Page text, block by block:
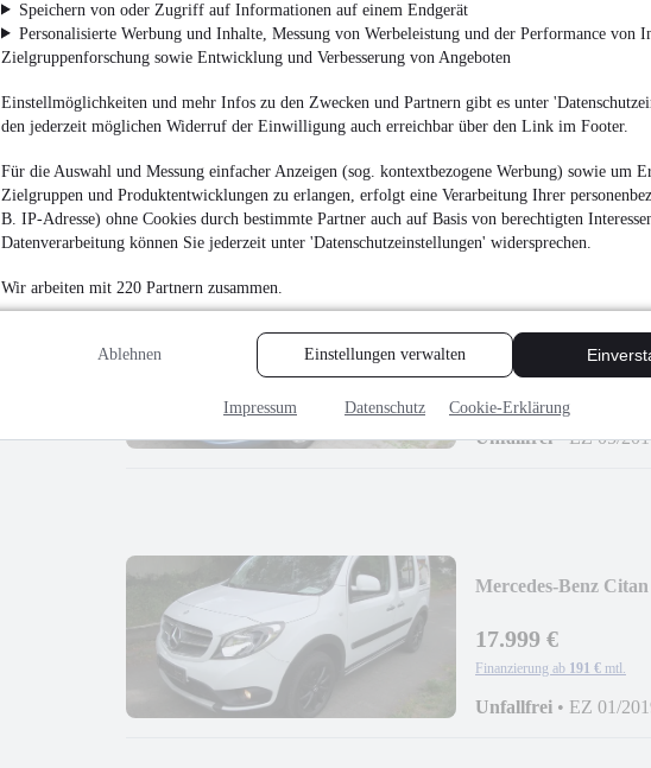
Speichern von oder Zugriff auf Informationen auf einem Endgerät
Personalisierte Werbung und Inhalte, Messung von Werbeleistung und der Performance von
Zielgruppenforschung sowie Entwicklung und Verbesserung von Angeboten
Einstellmöglichkeiten und mehr Infos zu den Zwecken und Partnern gibt es unter
den jederzeit möglichen Widerruf der Einwilligung auch erreichbar über den Link im Footer.
Für die Auswahl und Messung einfacher Anzeigen (sog. kontextbezogene Werbung) sowie um
Zielgruppen und Produktentwicklungen zu erlangen, erfolgt eine Verarbeitung Ihrer
B. IP-Adresse) ohne Cookies durch bestimmte Partner auch auf Basis von berechtigten
Datenverarbeitung können Sie jederzeit unter 'Datenschutzeinstellungen' widersprechen.
Wir arbeiten mit 220 Partnern zusammen.
Ablehnen Einstellungen verwalten
Impressum Datenschutz Cookie-Erklärung
Mercedes-Benz
16.799 €
Finanzierung ab 179 € mtl.
Unfallfrei•EZ 01/
Mercedes-Benz
14.999 €
Finanzierung ab
Unfallfrei•EZ 05/
Mercedes-Benz
17.999 €
Finanzierung ab 191 € mtl.
Unfallfrei • EZ 01/